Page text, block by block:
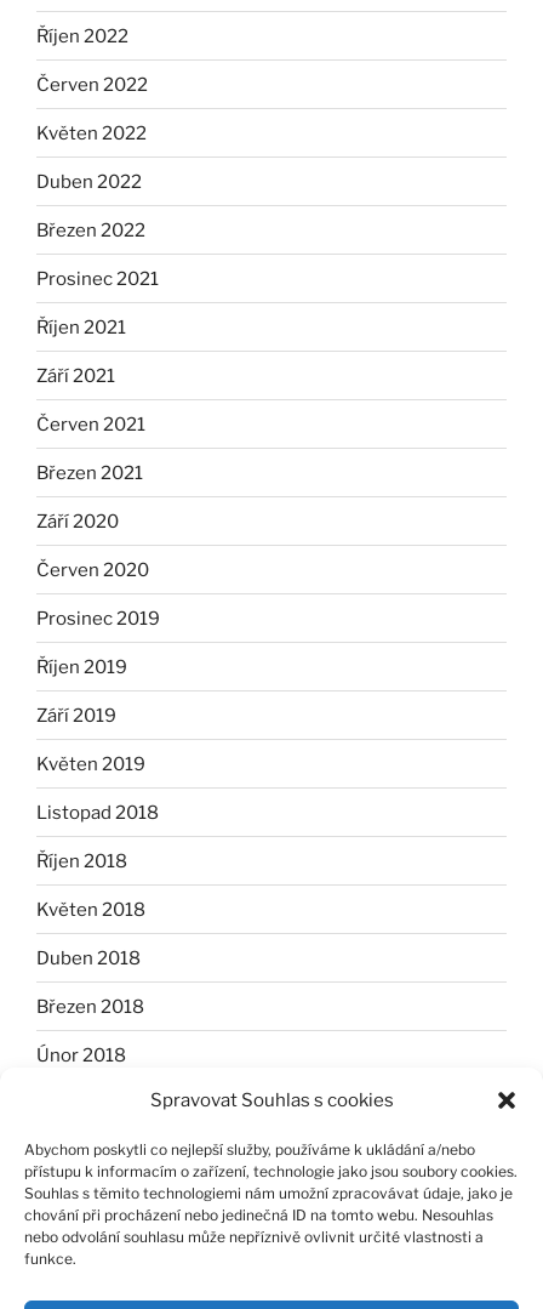
Spravovat Souhlas s cookies
Abychom poskytli co nejlepší služby, používáme k ukládání a/nebo
přístupu k informacím o zařízení, technologie jako jsou soubory cookies.
Souhlas s těmito technologiemi nám umožní zpracovávat údaje, jako je
chování při procházení nebo jedinečná ID na tomto webu. Nesouhlas
nebo odvolání souhlasu může nepříznivě ovlivnit určité vlastnosti a
funkce.
Říjen 2022
Červen 2022
Květen 2022
Duben 2022
Březen 2022
Prosinec 2021
Říjen 2021
Září 2021
Červen 2021
Březen 2021
Září 2020
Červen 2020
Prosinec 2019
Říjen 2019
Září 2019
Květen 2019
Listopad 2018
Říjen 2018
Květen 2018
Duben 2018
Březen 2018
Únor 2018
Listopad 2017
Říjen 2017
Červen 2017
Listopad 2014